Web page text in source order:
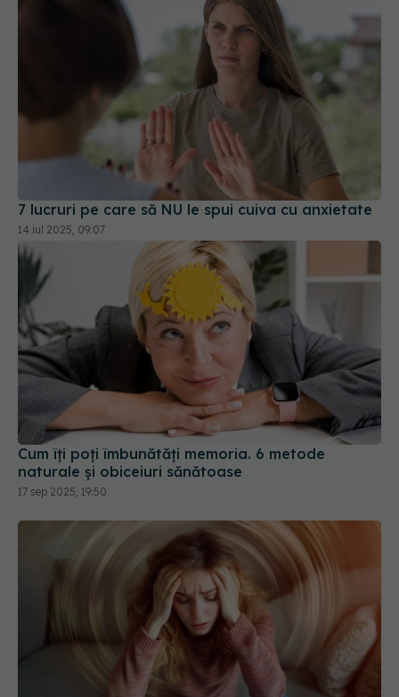
7 lucruri pe care să NU le spui cuiva cu anxietate
14 iul 2025, 09:07
Cum îți poți îmbunătăți memoria. 6 metode
naturale și obiceiuri sănătoase
17 sep 2025, 19:50